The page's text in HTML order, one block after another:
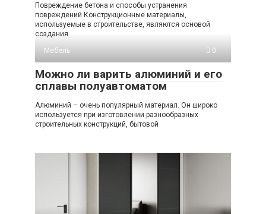
Повреждение бетона и способы устранения
повреждений Конструкционные материалы,
используемые в строительстве, являются основой
создания
Мебель
0
Можно ли варить алюминий и его
сплавы полуавтоматом
Алюминий – очень популярный материал. Он широко
используется при изготовлении разнообразных
строительных конструкций, бытовой